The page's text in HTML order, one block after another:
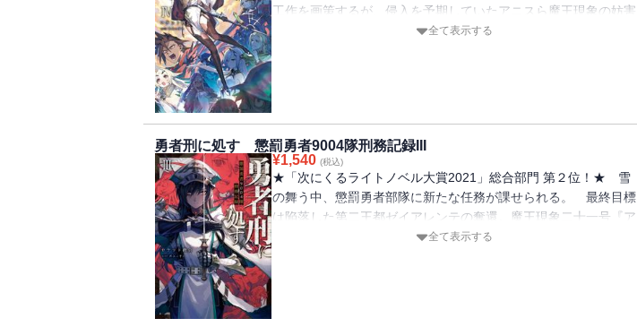
工作を画策するが、侵入を予期していたアニスら魔王現象の妨害
に遭い思わぬ苦戦を強いられる。 そんななか、聖女ユリサの導
部隊と魔王現象の一騎打ち。 オールキャストで繰り広げられ
る、人類の命運を懸けた激闘の結末は・・・・・・。
全て表示する
勇者刑に処す 懲罰勇者9004隊刑務記録III
¥1,540 (税込)
★「次にくるライトノベル大賞2021」総合部門 第２位！★ 雪
の舞う中、懲罰勇者部隊に新たな任務が課せられる。 最終目標
は陥落した第二王都ゼイアレンテの奪還。魔王現象二十一号『ア
バドン』の支配下にある王都から進出してくる異形の軍勢を叩
全て表示する